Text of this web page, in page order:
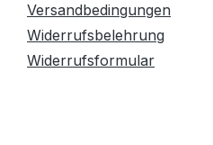
Versandbedingungen
Widerrufsbelehrung
Widerrufsformular